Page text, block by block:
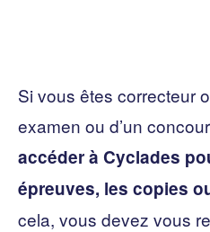
Si vous êtes correcteur
examen ou d’un
accéder à Cyclades
épreuves, les copies
cela, vous devez vous